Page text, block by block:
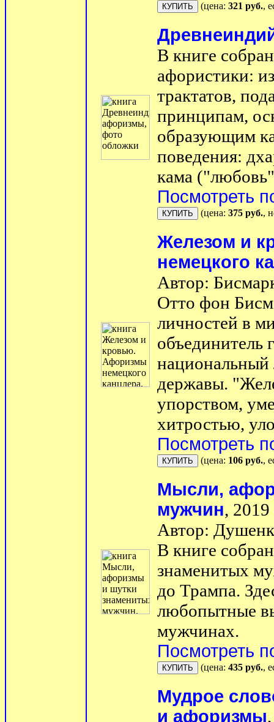
(цена: 321 руб.,
В книге
афористики:
трактатов,
принципам,
образующим
поведения:
кама
Посмотреть
(цена: 375 руб.,
Железом и
немецкого
Автор:
Отто фон
личностей в
объединитель
национальный
державы.
упорством,
хитростью,
Посмотреть
(цена: 106 руб.,
Мысли,
мужчин, 2019
Автор:
В книге
знаменитых
до Трампа.
любопытные
мужчинах.
Посмотреть
(цена: 435 руб.,
Мудрое
и афоризмы